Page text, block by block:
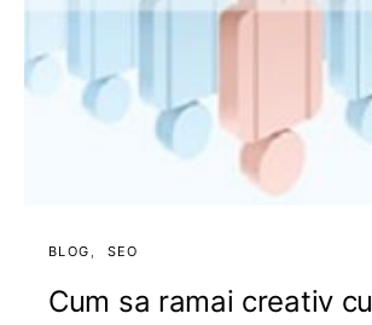
BLOG SEO
Cum sa ramai creativ